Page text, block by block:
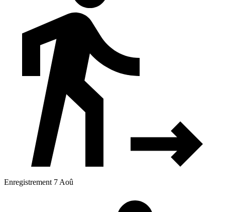
Enregistrement 7 Aoû